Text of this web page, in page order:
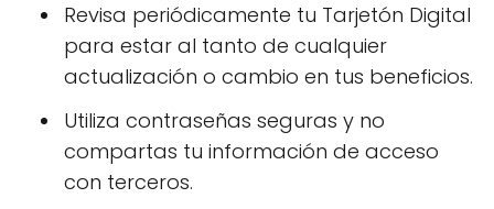
Revisa periódicamente tu Tarjetón Digital
para estar al tanto de cualquier
actualización o cambio en tus beneficios.
Utiliza contraseñas seguras y no
compartas tu información de acceso
con terceros.